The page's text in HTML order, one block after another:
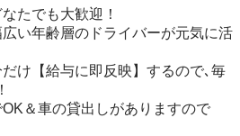
たでも大歓迎！
い年齢層のドライバーが元気に活
け【給与に即反映】するので､毎
＆車の貸出しがありますので